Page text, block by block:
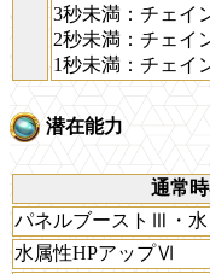
3秒未満：チェイ
2秒未満：チェイ
1秒未満：チェイ
潜在能力
通常
パネルブーストⅢ・水
水属性HPアップⅥ